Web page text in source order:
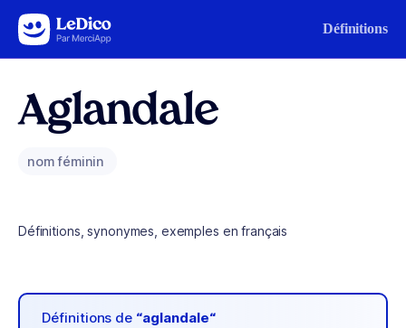
Aller au contenu Définitions
Aglandale
nom féminin
Définitions, synonymes, exemples en français
Définitions de “aglandale“